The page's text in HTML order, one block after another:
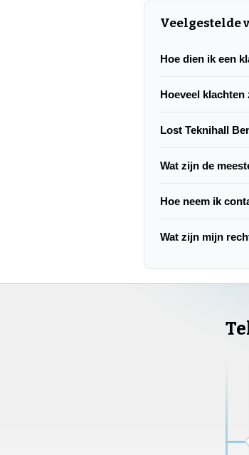
Veelgestelde
Hoe dien ik een
Hoeveel
Lost Teknihall
Wat zijn de
Hoe neem ik
Wat zijn mijn